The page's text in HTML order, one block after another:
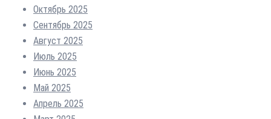
Октябрь 2025
Сентябрь 2025
Август 2025
Июль 2025
Июнь 2025
Май 2025
Апрель 2025